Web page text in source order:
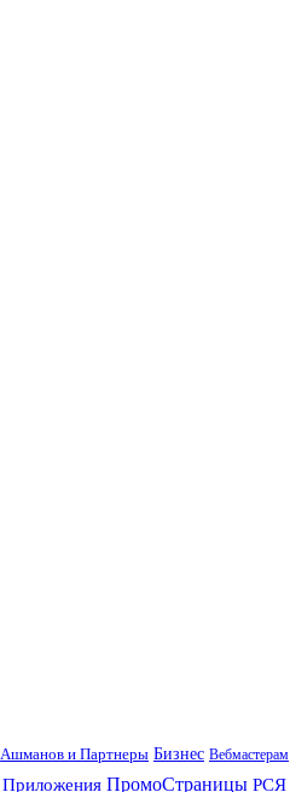
Ашманов и Партнеры Бизнес Вебмастерам
Приложения ПромоСтраницы РСЯ